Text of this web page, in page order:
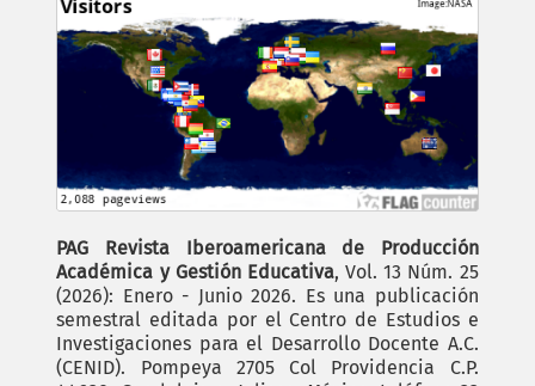
PAG Revista Iberoamericana de Producción
Académica y Gestión Educativa, Vol. 13 Núm. 25
(2026): Enero - Junio 2026. Es una publicación
semestral editada por el Centro de Estudios e
Investigaciones para el Desarrollo Docente A.C.
(CENID). Pompeya 2705 Col Providencia C.P.